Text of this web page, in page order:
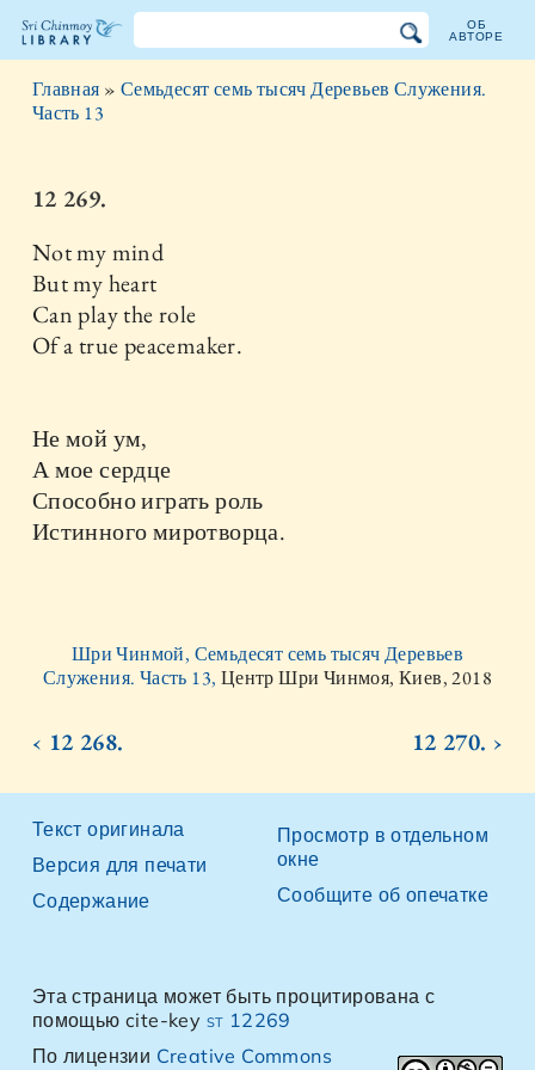
Библиотека
Шри
Чинмоя
ОБ
АВТОРЕ
Главная » Семьдесят семь тысяч Деревьев Служения.
Часть 13
12 269.
Not my mind
But my heart
Can play the role
Of a true peacemaker.
Не мой ум,
А мое сердце
Способно играть роль
Истинного миротворца.
Шри Чинмой, Семьдесят семь тысяч Деревьев
Служения. Часть 13, Центр Шри Чинмоя, Киев, 2018
‹ 12 268. 12 270. ›
Текст оригинала
Версия для печати
Содержание
Просмотр в отдельном
окне
Сообщите об опечатке
Эта страница может быть процитирована с
помощью cite-key st 12269
По лицензии Creative Commons